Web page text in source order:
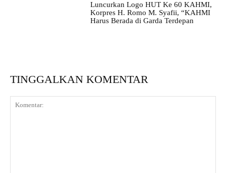
Luncurkan Logo HUT Ke 60 KAHMI,
Korpres H. Romo M. Syafii, “KAHMI
Harus Berada di Garda Terdepan
TINGGALKAN KOMENTAR